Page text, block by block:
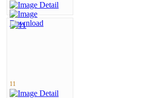
11